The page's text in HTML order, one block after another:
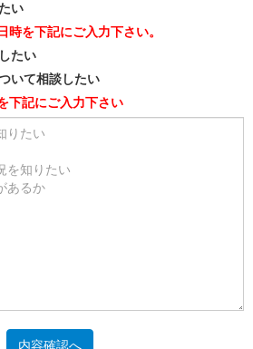
い
時を下記にご入力下さい。
たい
いて相談したい
下記にご入力下さい
内容確認へ